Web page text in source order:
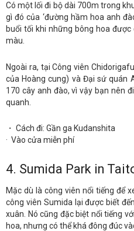
Có một lối đi bộ dài 700m trong
gì đó của ‘đường hầm hoa anh
buổi tối khi những bông hoa
màu.
Ngoài ra, tại Công viên
của Hoàng cung) và Đại sứ quán
170 cây anh đào, vì vậy bạn nên
quanh.
・ Cách đi: Gần ga Kudanshita
· Vào cửa miễn phí
4. Sumida Park in
Mặc dù là công viên nổi tiếng để
công viên Sumida lại được biết
xuân. Nó cũng đặc biệt nổi tiếng
hoa, nhưng có thể khá đông đúc